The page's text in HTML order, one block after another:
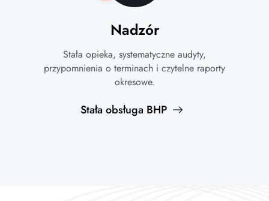
Nadzór
Stała opieka, systematyczne audyty,
przypomnienia o terminach i czytelne raporty
okresowe.
Stała obsługa BHP